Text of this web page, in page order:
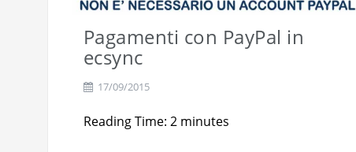
Pagamenti con PayPal in
ecsync
17/09/2015
Reading Time: 2 minutes